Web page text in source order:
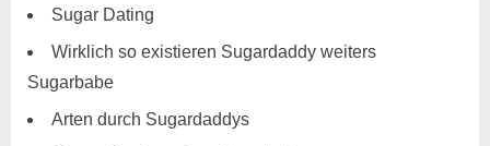
Sugar Dating
Wirklich so existieren Sugardaddy weiters
Sugarbabe
Arten durch Sugardaddys